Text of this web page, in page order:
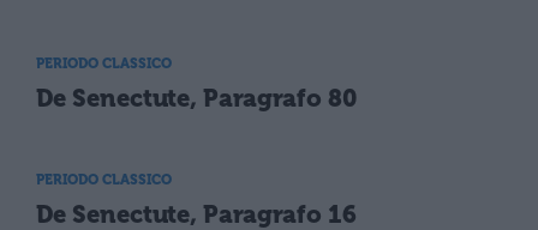
PERIODO CLASSICO
De Senectute, Paragrafo 80
PERIODO CLASSICO
De Senectute, Paragrafo 16